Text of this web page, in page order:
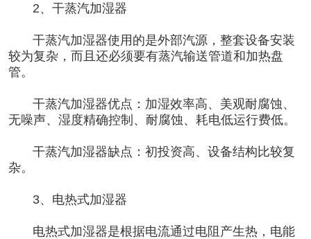
2、干蒸汽加湿器
干蒸汽加湿器使用的是外部汽源，整套设备安装
较为复杂，而且还必须要有蒸汽输送管道和加热盘
管。
干蒸汽加湿器优点：加湿效率高、美观耐腐蚀、
无噪声、湿度精确控制、耐腐蚀、耗电低运行费低。
干蒸汽加湿器缺点：初投资高、设备结构比较复
杂。
3、电热式加湿器
电热式加湿器是根据电流通过电阻产生热，电能